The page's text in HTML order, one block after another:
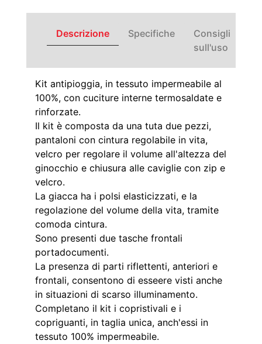
Descrizione Specifiche
Consigli
sull'uso
Kit antipioggia, in tessuto impermeabile al
100%, con cuciture interne termosaldate e
rinforzate.
Il kit è composta da una tuta due pezzi,
pantaloni con cintura regolabile in vita,
velcro per regolare il volume all'altezza del
ginocchio e chiusura alle caviglie con zip e
velcro.
La giacca ha i polsi elasticizzati, e la
regolazione del volume della vita, tramite
comoda cintura.
Sono presenti due tasche frontali
portadocumenti.
La presenza di parti riflettenti, anteriori e
frontali, consentono di esseere visti anche
in situazioni di scarso illuminamento.
Completano il kit i copristivali e i
copriguanti, in taglia unica, anch'essi in
tessuto 100% impermeabile.